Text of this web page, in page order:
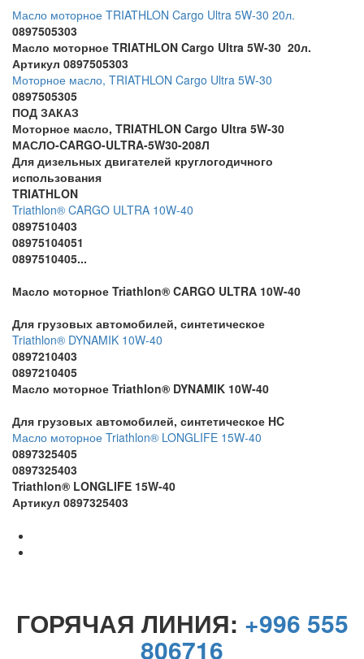
Масло моторное TRIATHLON Cargo Ultra 5W-30 20л.
0897505303
Масло моторное TRIATHLON Cargo Ultra 5W-30 20л.
Артикул 0897505303
Моторное масло, TRIATHLON Cargo Ultra 5W-30
0897505305
ПОД ЗАКАЗ
Моторное масло, TRIATHLON Cargo Ultra 5W-30
МАСЛО-CARGO-ULTRA-5W30-208Л
Для дизельных двигателей круглогодичного
использования
TRIATHLON
Triathlon® CARGO ULTRA 10W-40
0897510403
08975104051
0897510405...
Масло моторное Triathlon® CARGO ULTRA 10W-40
Для грузовых автомобилей, синтетическое
Triathlon® DYNAMIK 10W-40
0897210403
0897210405
Масло моторное Triathlon® DYNAMIK 10W-40
Для грузовых автомобилей, синтетическое HC
Масло моторное Triathlon® LONGLIFE 15W-40
0897325405
0897325403
Triathlon® LONGLIFE 15W-40
Артикул 0897325403
ГОРЯЧАЯ ЛИНИЯ: +996 555
806716